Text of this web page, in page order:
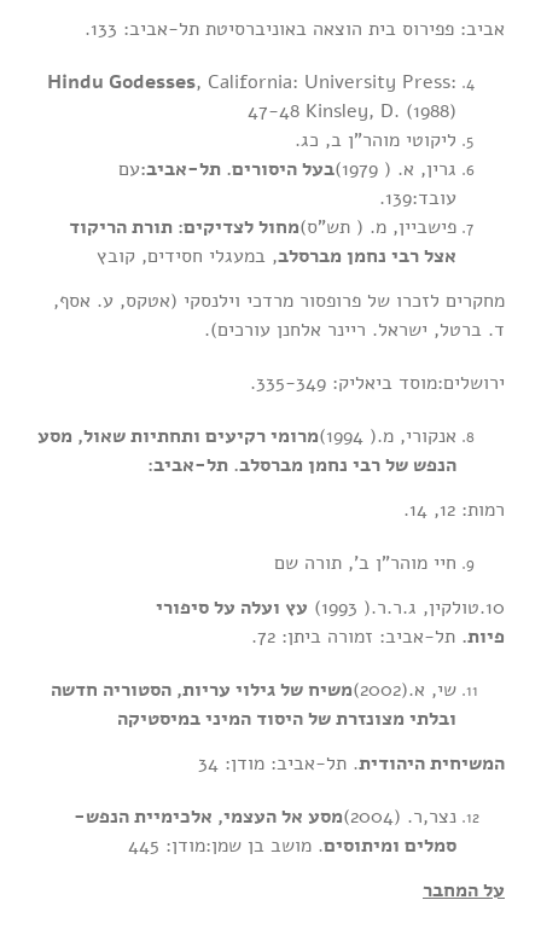
אביב: פפירוס בית הוצאה באוניברסיטת תל-אביב: 133.
Hindu Godesses, California: University Press:
47-48 Kinsley, D. (1988)
ליקוטי מוהר”ן ב, כג.
גרין, א. ( 1979)
בעל היסורים. תל-אביב:עם
עובד:139.
פישביין, מ. ( תש”ס)מחול לצדיקים: תורת הריקוד
אצל רבי נחמן מברסלב, במעגלי חסידים, קובץ
מחקרים לזכרו של פרופסור מרדכי וילנסקי (אטקס, ע. אסף,
ד. ברטל, ישראל. ריינר אלחנן עורכים).
ירושלים:מוסד ביאליק: 335-349.
אנקורי, מ.( 1994)
מרומי רקיעים ותחתיות שאול, מסע
הנפש של רבי נחמן מברסלב. תל-אביב:
רמות: 12, 14.
חיי מוהר”ן ב’, תורה שם
10.טולקין, ג.ר.ר.( 1993)
עץ ועלה על סיפורי
פיות. תל-אביב: זמורה ביתן: 72.
שי, א.(2002)
משיח של גילוי עריות, הסטוריה חדשה
ובלתי מצונזרת של היסוד המיני במיסטיקה
המשיחית היהודית. תל-אביב: מודן: 34
נצר,ר. (2004)
מסע אל העצמי, אלכימיית הנפש-
סמלים ומיתוסים. מושב בן שמן:מודן: 445
על המחבר